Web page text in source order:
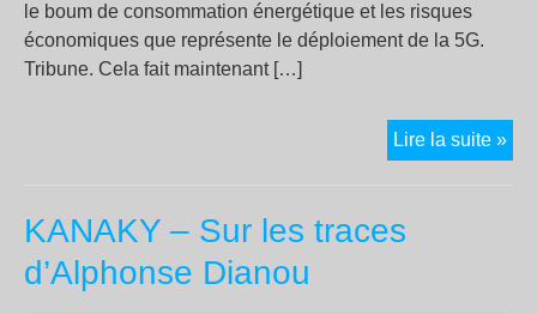
le boum de consommation énergétique et les risques
économiques que représente le déploiement de la 5G.
Tribune. Cela fait maintenant […]
Lire la suite »«
La
KANAKY – Sur les traces
d’Alphonse Dianou